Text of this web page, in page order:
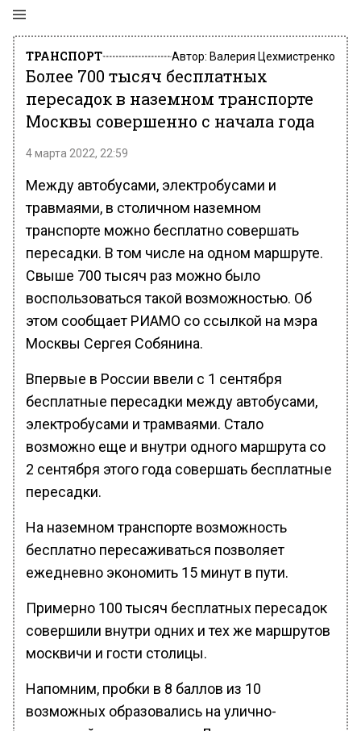
ТРАНСПОРТ Автор: Валерия Цехмистренко
Более 700 тысяч бесплатных
пересадок в наземном транспорте
Москвы совершенно с начала года
4 марта 2022, 22:59
Между автобусами, электробусами и
травмаями, в столичном наземном
транспорте можно бесплатно совершать
пересадки. В том числе на одном маршруте.
Свыше 700 тысяч раз можно было
воспользоваться такой возможностью. Об
этом сообщает РИАМО со ссылкой на мэра
Москвы Сергея Собянина.
Впервые в России ввели с 1 сентября
бесплатные пересадки между автобусами,
электробусами и трамваями. Стало
возможно еще и внутри одного маршрута со
2 сентября этого года совершать бесплатные
пересадки.
На наземном транспорте возможность
бесплатно пересаживаться позволяет
ежедневно экономить 15 минут в пути.
Примерно 100 тысяч бесплатных пересадок
совершили внутри одних и тех же маршрутов
москвичи и гости столицы.
Напомним, пробки в 8 баллов из 10
возможных образовались на улично-